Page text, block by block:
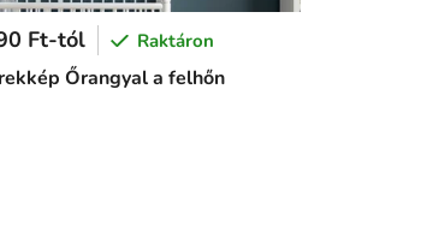
Őrangyal a felhőn
Ft-tól Raktáron